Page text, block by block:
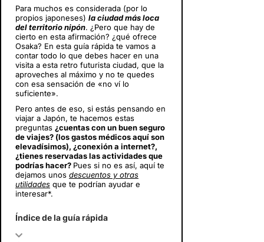
Para muchos es considerada (por lo
propios japoneses) la ciudad más loca
del territorio nipón. ¿Pero que hay de
cierto en esta afirmación? ¿qué ofrece
Osaka? En esta guía rápida te vamos a
contar todo lo que debes hacer en una
visita a esta retro futurista ciudad, que la
aproveches al máximo y no te quedes
con esa sensación de «no ví lo
suficiente».
Pero antes de eso, si estás pensando en
viajar a Japón, te hacemos estas
preguntas ¿cuentas con un buen seguro
de viajes? (los gastos médicos aquí son
elevadísimos), ¿conexión a internet?,
¿tienes reservadas las actividades que
podrías hacer? Pues si no es así, aquí te
dejamos unos descuentos y otras
utilidades que te podrían ayudar e
interesar*.
Índice de la guía rápida